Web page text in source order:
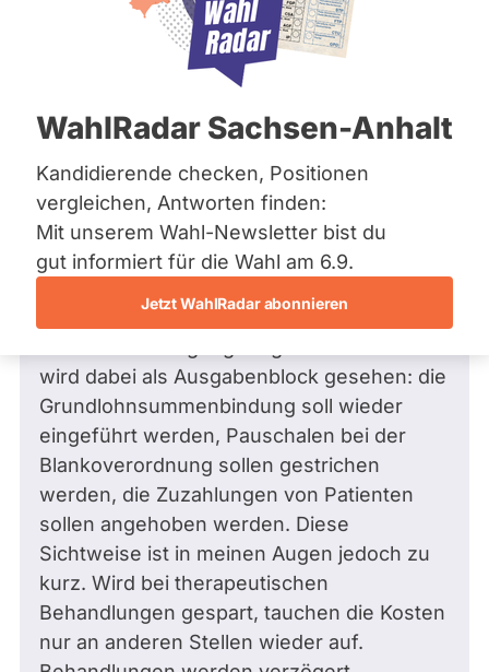
Bremen
Hamburg
Mecklenburg-Vorpommern
Nordrhein-Westfalen
Saarland
Sachsen
Sachsen-Anhalt
Sachsen-Anhalt
Schleswig-Holstein
Thüringen
Archiv
Über uns
Spenden
WahlRadar Sachsen-Anhalt
Kandidierende checken, Positionen
vergleichen, Antworten finden:
Mit unserem Wahl-Newsletter bist du
gut informiert für die Wahl am 6.9.
Jetzt WahlRadar abonnieren
03.06.2026
Wie stehen Sie zu den geplanten
Kürzungen bei der
Heilmittelversorgung (Physio-,
Ergotherapie, Logopädie, Podologie)?
Sehr geehrter Herr Oster, bei dem
Kabinettsentwurf des GKV-
Kürzungen im Bereich der
wird dabei als Ausgabenblock gesehen: die
Grundlohnsummenbindung soll wieder
eingeführt werden, Pauschalen bei der
Blankoverordnung sollen gestrichen
werden, die Zuzahlungen von Patienten
sollen angehoben werden. Diese
Sichtweise ist in meinen Augen jedoch zu
kurz. Wird bei therapeutischen
Behandlungen gespart, tauchen die Kosten
nur an anderen Stellen wieder auf.